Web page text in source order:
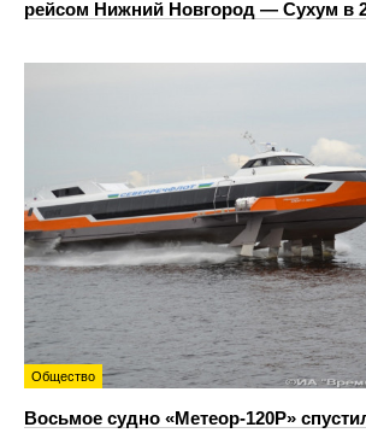
рейсом Нижний Новгород — Сухум в
Общество
Восьмое судно «Метеор-120Р»